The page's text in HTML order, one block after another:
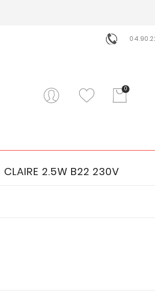
0
CLAIRE 2.5W B22 230V